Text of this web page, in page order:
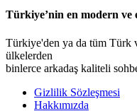
Türkiye’nin en modern ve
Türkiye'den ya da tüm Türk
ülkelerden
binlerce arkadaş kaliteli
Gizlilik Sözleşmesi
Hakkımızda